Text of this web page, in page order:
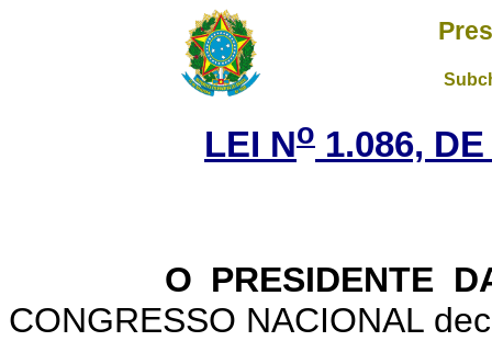
LEI No 1.086,
O PRESIDENTE DA
CONGRESSO NACIONAL